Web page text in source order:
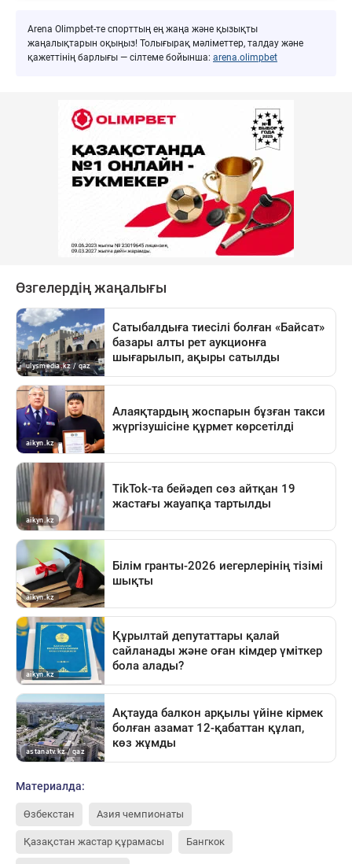
Arena Olimpbet-те спорттың ең жаңа және қызықты
жаңалықтарын оқыңыз! Толығырақ мәліметтер, талдау және
қажеттінің барлығы — сілтеме бойынша: arena.olimpbet
Материалда:
Өзбекстан Азия чемпионаты
Қазақстан жастар құрамасы Бангкок